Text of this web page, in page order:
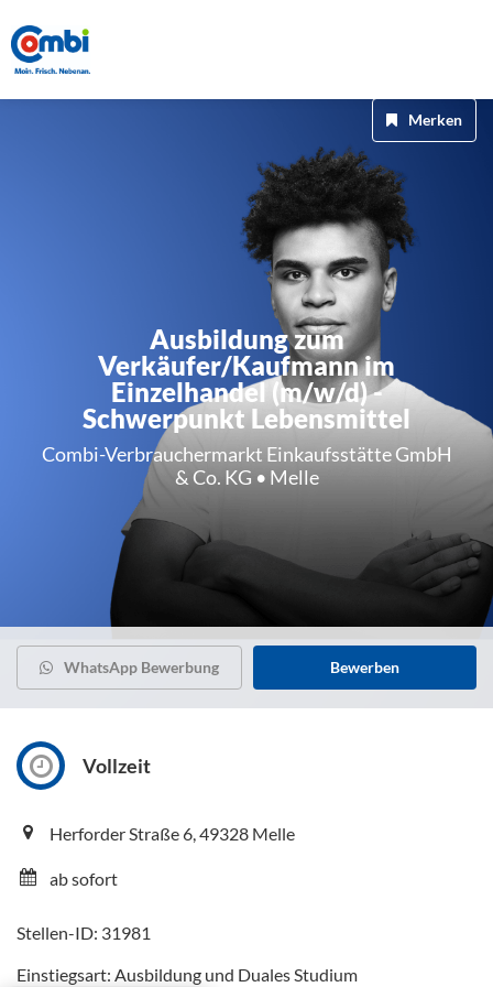
Ausbildung zum
Verkäufer/Kaufmann im
Einzelhandel (m/w/d) -
Schwerpunkt Lebensmittel
Combi-Verbrauchermarkt Einkaufsstätte GmbH
& Co. KG • Melle
Merken
WhatsApp Bewerbung Bewerben
Vollzeit
Herforder Straße 6, 49328 Melle
ab sofort
Stellen-ID: 31981
Einstiegsart: Ausbildung und Duales Studium